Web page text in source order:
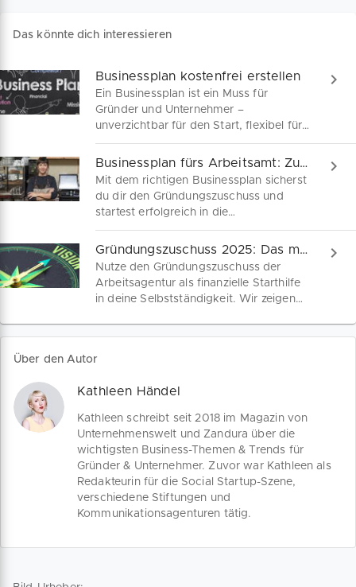
Das könnte dich interessieren
Businessplan kostenfrei erstellen
Ein Businessplan ist ein Muss für
Gründer und Unternehmer –
unverzichtbar für den Start, flexibel für
Anpassungen und entscheidend für
Finanzhilfen. Wir sind dein Begleiter auf
dem Weg zum perfekten Geschäftsplan.
Businessplan fürs Arbeitsamt: Zuschuss sicher!
Mit dem richtigen Businessplan sicherst
du dir den Gründungszuschuss und
startest erfolgreich in die
Selbstständigkeit. Unser Leitfaden zeigt
dir Schritt für Schritt, worauf es
ankommt – von der Kostenplanung bis
zur fachkundigen Stellungnahme. So
überzeugst du das Arbeitsamt von
Gründungszuschuss 2025: Das musst du wissen
Nutze den Gründungszuschuss der
Arbeitsagentur als finanzielle Starthilfe
in deine Selbstständigkeit. Wir zeigen
Über den Autor
Kathleen Händel
Kathleen schreibt seit 2018 im Magazin von
Unternehmenswelt und Zandura über die
wichtigsten Business-Themen & Trends für
Gründer & Unternehmer. Zuvor war Kathleen als
Redakteurin für die Social Startup-Szene,
verschiedene Stiftungen und
Kommunikationsagenturen tätig.